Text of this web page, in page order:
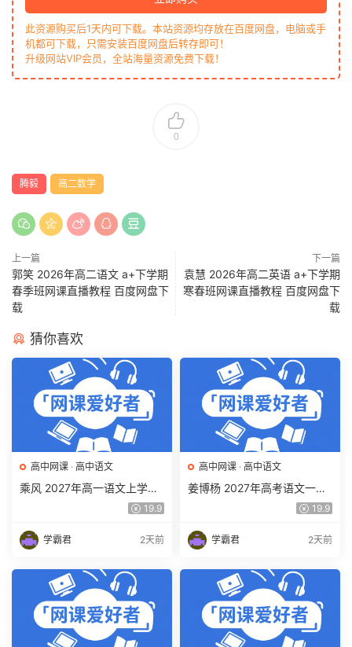
此资源购买后1天内可下载。本站资源均存放在百度网盘，电脑或手
机都可下载，只需安装百度网盘后转存即可！
升级网站VIP会员，全站海量资源免费下载！
0
腾毅 高二数学
上一篇
郭笑 2026年高二语文 a+下学期
春季班网课直播教程 百度网盘下
载
下一篇
袁慧 2026年高二英语 a+下学期
寒春班网课直播教程 百度网盘下
载
猜你喜欢
高中网课 · 高中语文
乘风 2027年高一语文上学期
网课教程 高一语文 暑假班视
19.9
学霸君 2天前
高中网课 · 高中语文
姜博杨 2027年高考语文一轮
复习网课教程 高三语文 上学
下载
19.9
学霸君 2天前